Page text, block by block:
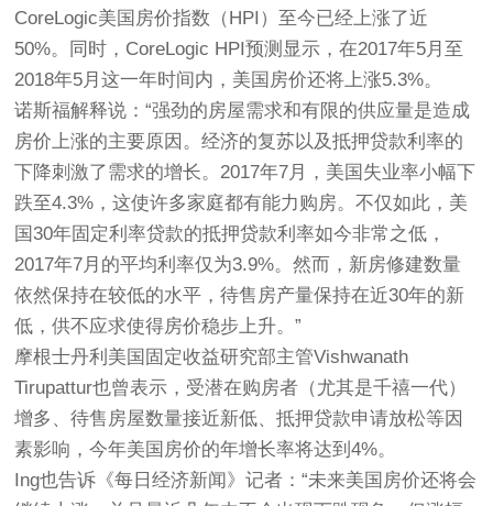
CoreLogic美国房价指数（HPI）至今已经上涨了近
50%。同时，CoreLogic HPI预测显示，在2017年5月至
2018年5月这一年时间内，美国房价还将上涨5.3%。
诺斯福解释说：“强劲的房屋需求和有限的供应量是造成
房价上涨的主要原因。经济的复苏以及抵押贷款利率的
下降刺激了需求的增长。2017年7月，美国失业率小幅下
跌至4.3%，这使许多家庭都有能力购房。不仅如此，美
国30年固定利率贷款的抵押贷款利率如今非常之低，
2017年7月的平均利率仅为3.9%。然而，新房修建数量
依然保持在较低的水平，待售房产量保持在近30年的新
低，供不应求使得房价稳步上升。”
摩根士丹利美国固定收益研究部主管Vishwanath
Tirupattur也曾表示，受潜在购房者（尤其是千禧一代）
增多、待售房屋数量接近新低、抵押贷款申请放松等因
素影响，今年美国房价的年增长率将达到4%。
Ing也告诉《每日经济新闻》记者：“未来美国房价还将会